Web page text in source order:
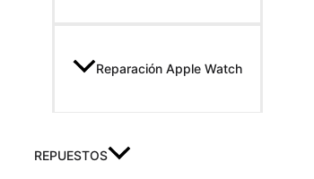
Reparación Apple Watch
REPUESTOS